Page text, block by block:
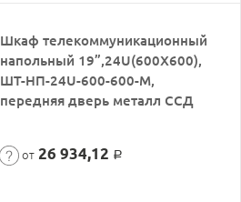
Шкаф телекоммуникационный
напольный 19”,24U(600X600),
ШТ-НП-24U-600-600-М,
передняя дверь металл ССД
от 26 934,12 Р